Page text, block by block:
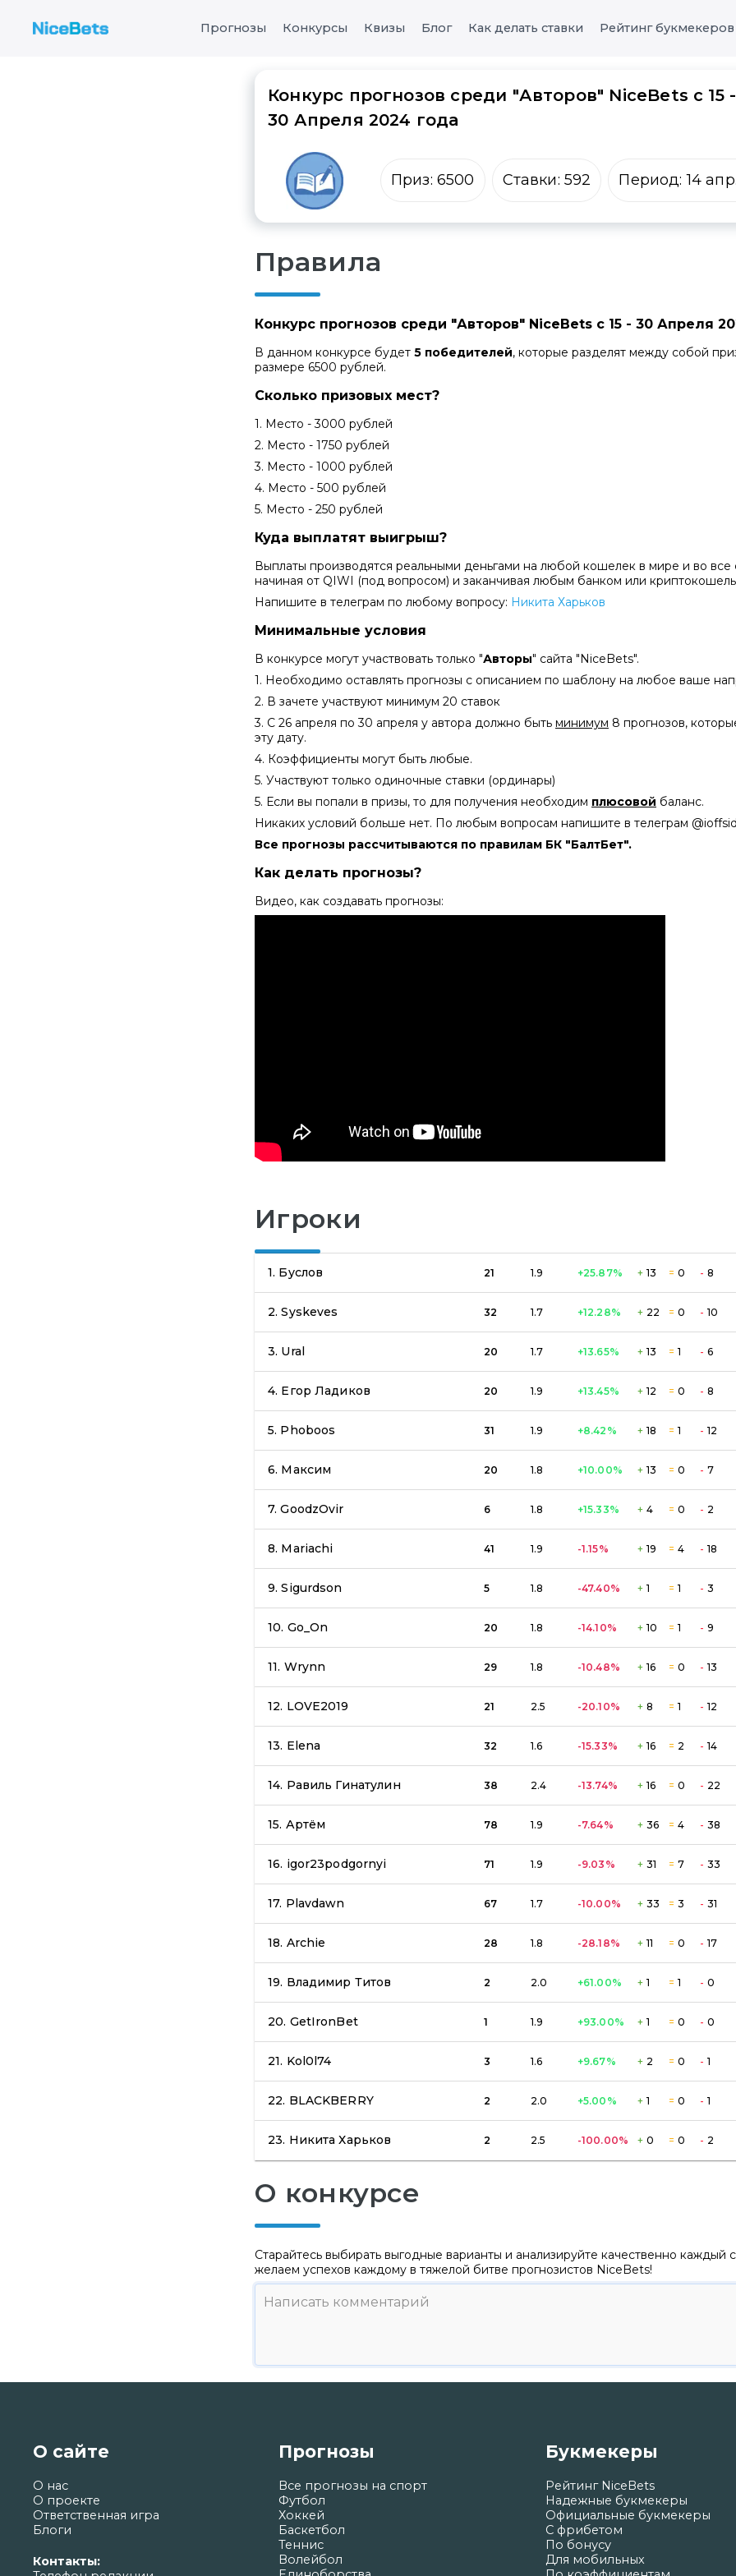
Прогнозы Конкурсы Квизы Блог Как делать ставки Рейтинг букмекеров
Конкурс прогнозов среди "Авторов" NiceBets с 15 -
30 Апреля 2024 года
Приз: 6500 Ставки: 592 Период:14
Правила
Конкурс прогнозов среди "Авторов" NiceBets с 15 - 30 Апреля
В данном конкурсе будет 5 победителей, которые разделят между собой
размере 6500 рублей.
Сколько призовых мест?
1. Место - 3000 рублей
2. Место - 1750 рублей
3. Место - 1000 рублей
4. Место - 500 рублей
5. Место - 250 рублей
Куда выплатят выигрыш?
Выплаты производятся реальными деньгами на любой кошелек в мире и во все
начиная от QIWI (под вопросом) и заканчивая любым банком или
Напишите в телеграм по любому вопросу: Никита Харьков
Минимальные условия
В конкурсе могут участвовать только "Авторы" сайта "NiceBets".
1. Необходимо оставлять прогнозы с описанием по шаблону на любое ваше
2. В зачете участвуют минимум 20 ставок
3. С 26 апреля по 30 апреля у автора должно быть минимум 8 прогнозов,
эту дату.
4. Коэффициенты могут быть любые.
5. Участвуют только одиночные ставки (ординары)
5. Если вы попали в призы, то для получения необходим плюсовой баланс.
Никаких условий больше нет. По любым вопросам напишите в телеграм
Все прогнозы рассчитываются по правилам БК "БалтБет".
Как делать прогнозы?
Видео, как создавать прогнозы:
Игроки
1. Буслов 21 1.9 +25.87% + 13 = 0 - 8
2.Syskeves 32 1.7 +12.28% + 22 = 0 - 10
3. Ural 20 1.7 +13.65% + 13 = 1 - 6
4. Егор Ладиков 20 1.9 +13.45% + 12 = 0 - 8
5. Phoboos 31 1.9 +8.42 % + 18 = 1 - 12
6. Максим 20 1.8 +10.00% + 13 = 0 - 7
7.GoodzOvir 6 1.8 +15.33% + 4 = 0 - 2
8. Mariachi 41 1.9 -1.15% + 19 = 4 - 18
9.Sigurdson 5 1.8 -47.40% + 1 = 1 - 3
10. Go_On 20 1.8 -14.10% + 10 = 1 - 9
11. Wrynn 29 1.8 -10.48% + 16 = 0 - 13
12. LOVE2019 21 2.5 -20.10% + 8 = 1 - 12
13. Elena 32 1.6 -15.33% + 16 = 2 - 14
14. Равиль Гинатулин 38 2.4 -13.74% + 16 = 0 - 22
15. Артём 78 1.9 -7.64% + 36 = 4 - 38
16. igor23podgornyi 71 1.9 -9.03 % + 31 = 7 - 33
17. Plavdawn 67 1.7 -10.00% + 33 = 3 - 31
18. Archie 28 1.8 -28.18% + 11 = 0 - 17
19. Владимир Титов 2 2.0 +61.00% + 1 = 1 - 0
20. GetIronBet 1 1.9 +93.00% + 1 = 0 - 0
21. Kol0l74 3 1.6 +9.67% + 2 = 0 - 1
22. BLACKBERRY 2 2.0 +5.00 % + 1 = 0 - 1
23. Никита Харьков 2 2.5 -100.00% + 0 = 0 - 2
О конкурсе
Старайтесь выбирать выгодные варианты и анализируйте качественно каждый
желаем успехов каждому в тяжелой битве прогнозистов NiceBets!
О сайте
О нас
О проекте
Ответственная игра
Блоги
Контакты:
Прогнозы
Все прогнозы на спорт
Футбол
Хоккей
Баскетбол
Теннис
Волейбол
Букмекеры
Рейтинг NiceBets
Надежные букмекеры
Официальные букмекеры
С фрибетом
По бонусу
Для мобильных